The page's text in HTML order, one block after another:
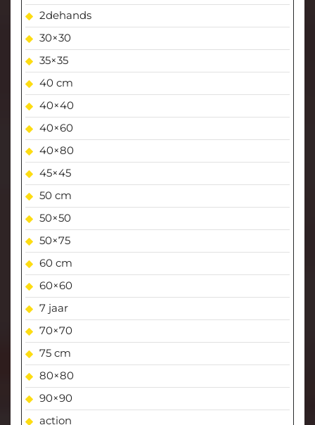
2dehands
30×30
35×35
40 cm
40×40
40×60
40×80
45×45
50 cm
50×50
50×75
60 cm
60×60
7 jaar
70×70
75 cm
80×80
90×90
action